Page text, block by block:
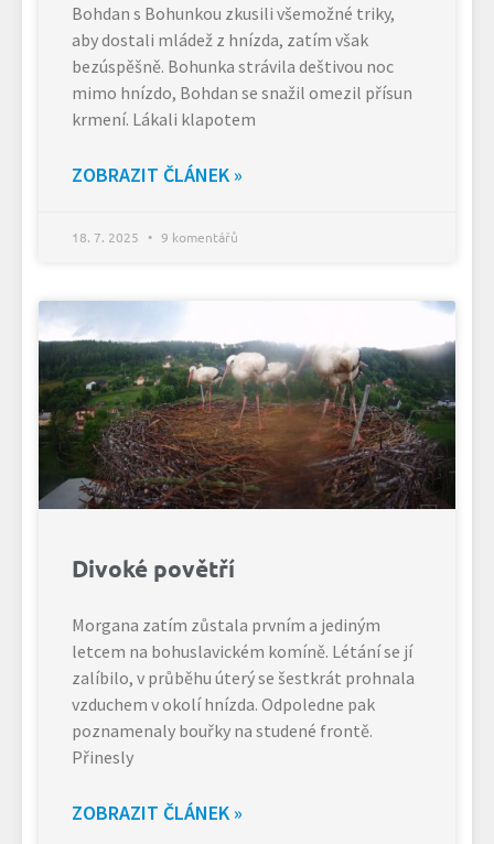
Bohdan s Bohunkou zkusili všemožné triky,
aby dostali mládež z hnízda, zatím však
bezúspěšně. Bohunka strávila deštivou noc
mimo hnízdo, Bohdan se snažil omezil přísun
krmení. Lákali klapotem
ZOBRAZIT ČLÁNEK »
18. 7. 2025 9 komentářů
Divoké povětří
Morgana zatím zůstala prvním a jediným
letcem na bohuslavickém komíně. Létání se jí
zalíbilo, v průběhu úterý se šestkrát prohnala
vzduchem v okolí hnízda. Odpoledne pak
poznamenaly bouřky na studené frontě.
Přinesly
ZOBRAZIT ČLÁNEK »